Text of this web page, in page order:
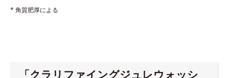
* 角質肥厚による
「クラリファイングジュレウォッシ